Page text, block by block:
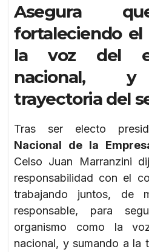
Asegura
fortaleciendo el
la voz del
nacional, y
trayectoria del
Tras ser electo
Nacional de la
Celso Juan Marranzini
responsabilidad con el
trabajando juntos, de
responsable, para
organismo como la
nacional, y sumando a la